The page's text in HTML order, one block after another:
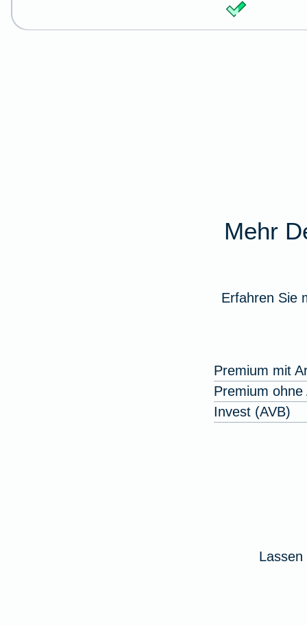
Mehr
Erfahren Sie
Premium mit
Premium
Invest (AVB)